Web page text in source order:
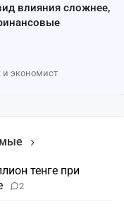
влияния сложнее,
экономист
тенге при
2